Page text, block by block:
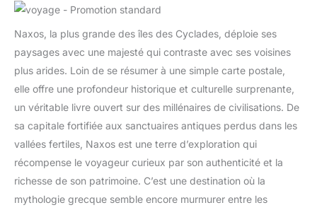
Naxos, la plus grande des îles des Cyclades, déploie ses
paysages avec une majesté qui contraste avec ses voisines
plus arides. Loin de se résumer à une simple carte postale,
elle offre une profondeur historique et culturelle surprenante,
un véritable livre ouvert sur des millénaires de civilisations. De
sa capitale fortifiée aux sanctuaires antiques perdus dans les
vallées fertiles, Naxos est une terre d’exploration qui
récompense le voyageur curieux par son authenticité et la
richesse de son patrimoine. C’est une destination où la
mythologie grecque semble encore murmurer entre les